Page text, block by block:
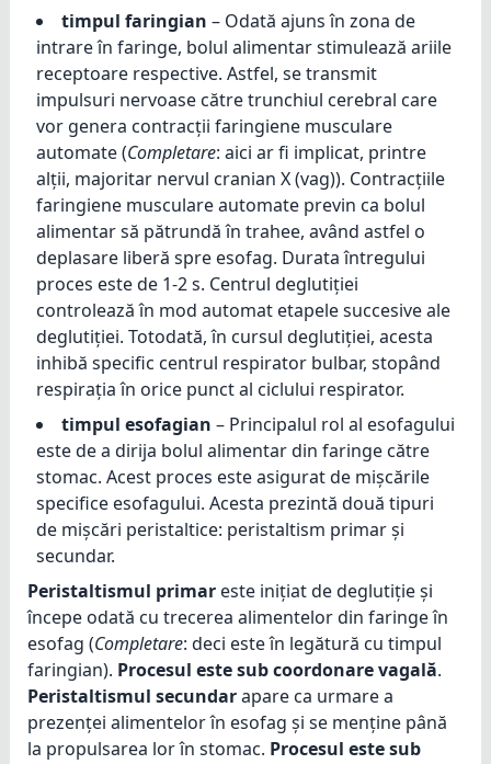
timpul faringian – Odată ajuns în zona de
intrare în faringe, bolul alimentar stimulează ariile
receptoare respective. Astfel, se transmit
impulsuri nervoase către trunchiul cerebral care
vor genera contracții faringiene musculare
automate (Completare: aici ar fi implicat, printre
alții, majoritar nervul cranian X (vag)). Contracțiile
faringiene musculare automate previn ca bolul
alimentar să pătrundă în trahee, având astfel o
deplasare liberă spre esofag. Durata întregului
proces este de 1-2 s. Centrul deglutiției
controlează în mod automat etapele succesive ale
deglutiției. Totodată, în cursul deglutiției, acesta
inhibă specific centrul respirator bulbar, stopând
respirația în orice punct al ciclului respirator.
timpul esofagian – Principalul rol al esofagului
este de a dirija bolul alimentar din faringe către
stomac. Acest proces este asigurat de mișcările
specifice esofagului. Acesta prezintă două tipuri
de mișcări peristaltice: peristaltism primar și
secundar.
Peristaltismul primar este inițiat de deglutiție și
începe odată cu trecerea alimentelor din faringe în
esofag (Completare: deci este în legătură cu timpul
faringian). Procesul este sub coordonare vagală.
Peristaltismul secundarapare ca urmare a
prezenței alimentelor în esofag și se menține până
la propulsarea lor în stomac. Procesul este sub